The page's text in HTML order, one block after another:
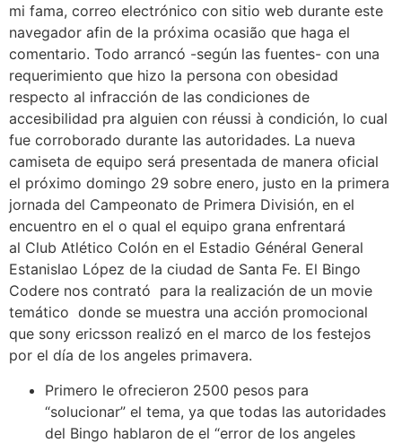
mi fama, correo electrónico con sitio web durante este
navegador afin de la próxima ocasião que haga el
comentario. Todo arrancó -según las fuentes- con una
requerimiento que hizo la persona con obesidad
respecto al infracción de las condiciones de
accesibilidad pra alguien con réussi à condición, lo cual
fue corroborado durante las autoridades. La nueva
camiseta de equipo será presentada de manera oficial
el próximo domingo 29 sobre enero, justo en la primera
jornada del Campeonato de Primera División, en el
encuentro en el o qual el equipo grana enfrentará
al Club Atlético Colón en el Estadio Général General
Estanislao López de la ciudad de Santa Fe. El Bingo
Codere nos contrató para la realización de un movie
temático donde se muestra una acción promocional
que sony ericsson realizó en el marco de los festejos
por el día de los angeles primavera.
Primero le ofrecieron 2500 pesos para
“solucionar” el tema, ya que todas las autoridades
del Bingo hablaron de el “error de los angeles